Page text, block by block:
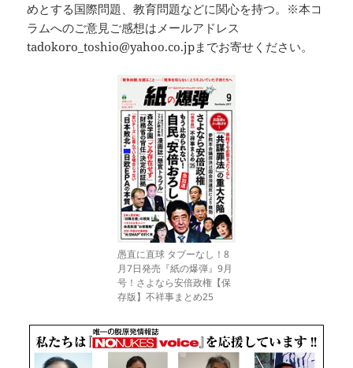
めとする国際問題、教育問題などに関心を持つ。※本コ
ラムへのご意見ご感想はメールアドレス
tadokoro_toshio@yahoo.co.jpまでお寄せください。
愚直に直球 タブーなし！8
月7日発売『紙の爆弾』9月
号！さよなら安倍政権【保
存版】不祥事まとめ25